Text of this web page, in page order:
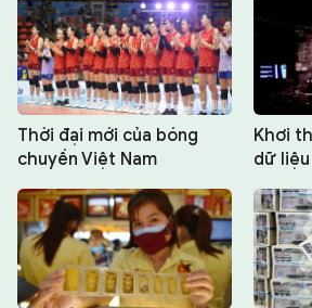
Thời đại mới của bóng
chuyền Việt Nam
Khơi
dữ